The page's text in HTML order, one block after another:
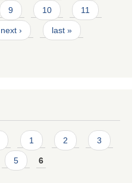
9 10 11
next › last »
1 2 3
5 6